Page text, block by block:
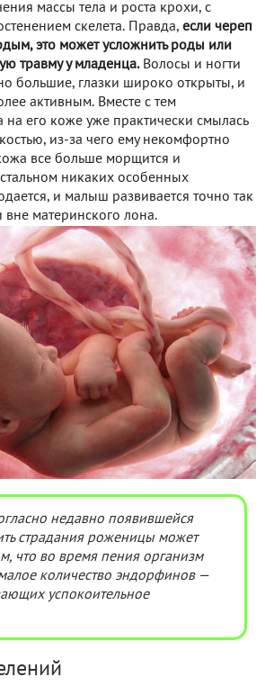
массы тела и роста крохи, с
скелета. Правда, если череп
это может усложнить роды или
травму у младенца.Волосы и ногти
большие, глазки широко открыты, и
активным. Вместе с тем
на его коже уже практически смылась
из-за чего ему некомфортно
все больше морщится и
никаких особенных
и малыш развивается точно так
вне материнского лона.
недавно появившейся
страдания роженицы может
что во время пения организм
количество эндорфинов —
успокоительное